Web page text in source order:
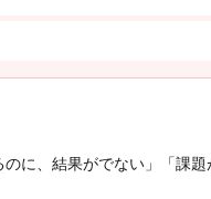
に、結果がでない」「課